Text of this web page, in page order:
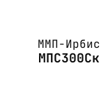
ММП-Ирбис
МПС300Ск